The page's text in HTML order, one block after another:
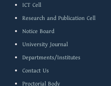
ICT Cell
Research and Publication Cell
Notice Board
University Journal
Departments/Institutes
Contact Us
Proctorial Body